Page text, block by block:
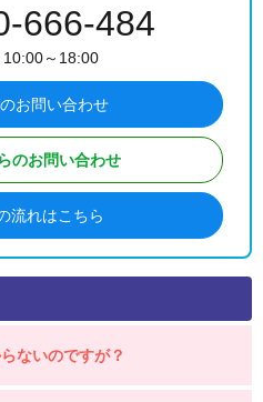
666-484
～18:00
お問い合わせ
のお問い合わせ
流れはこちら
ないのですが？